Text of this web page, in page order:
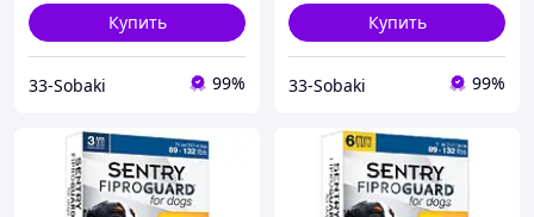
Купить
33-Sobaki 99%
Купить
33-Sobaki 99%